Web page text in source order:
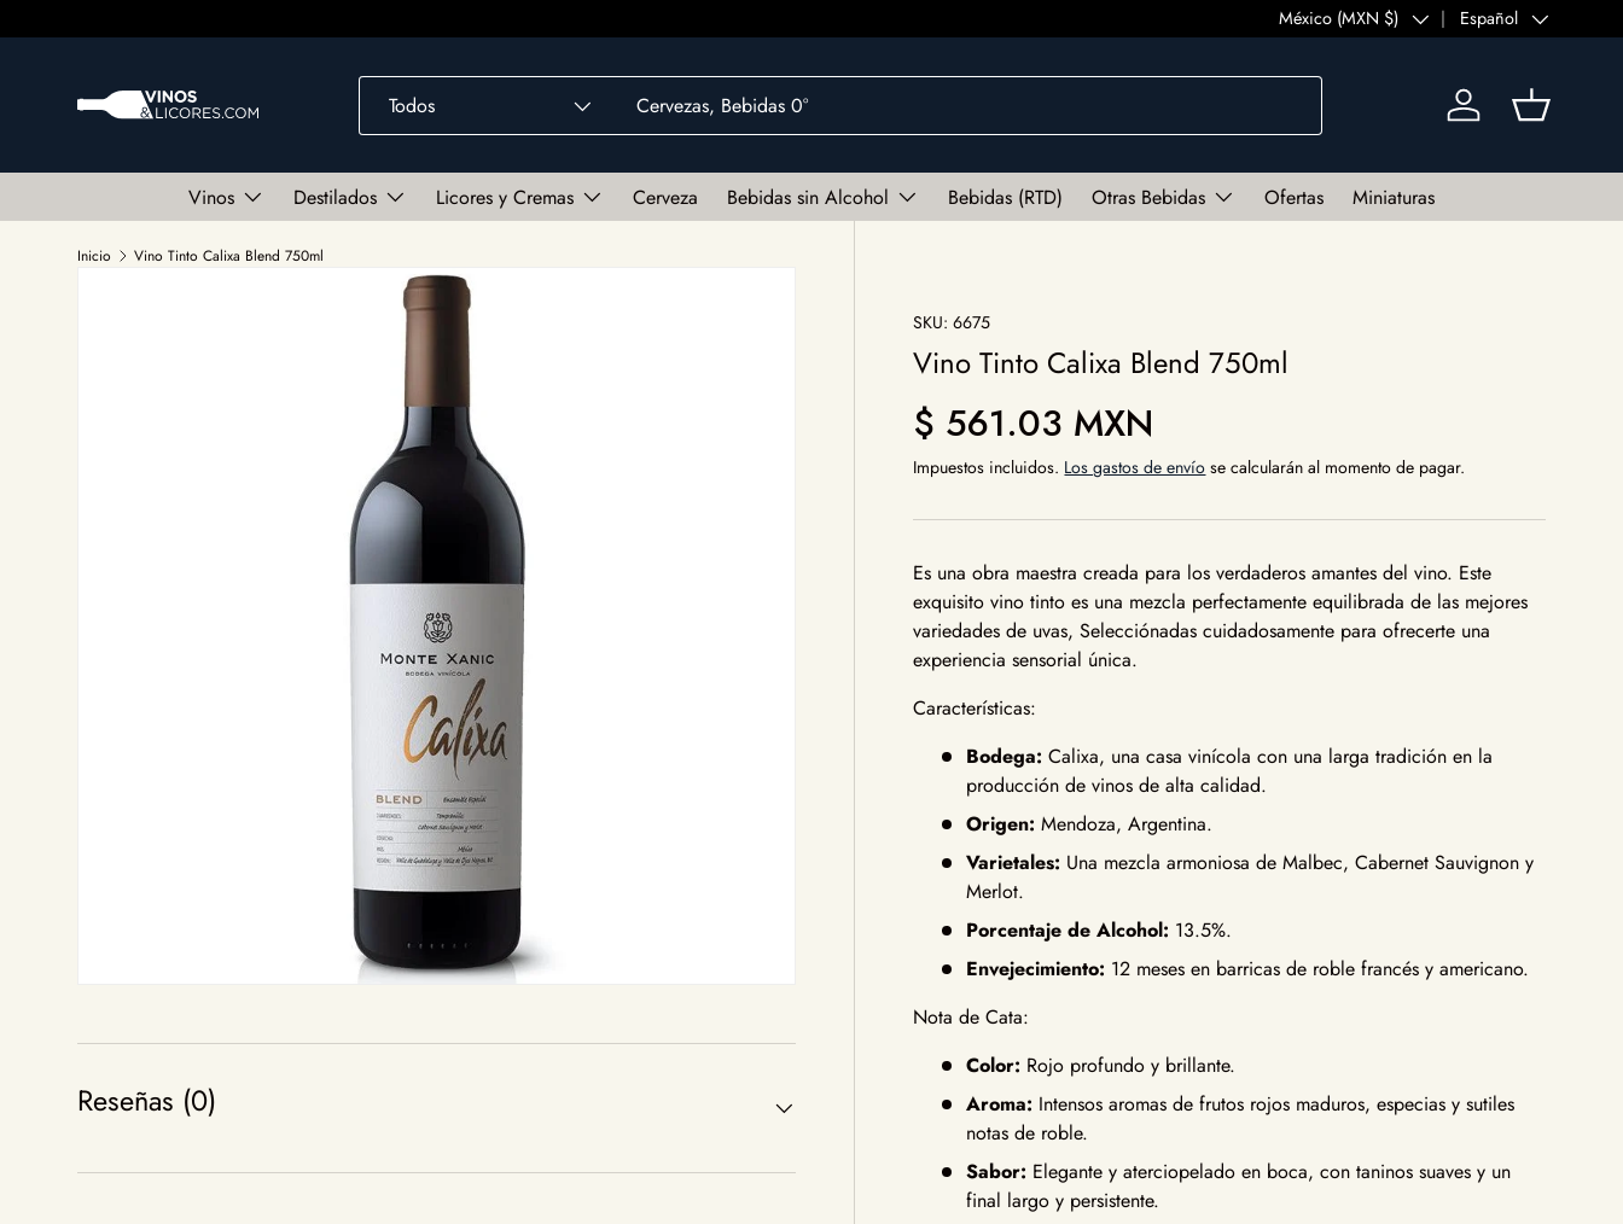
Ir al contenido
País/Región
México (MXN $) IdiomaEspañol
Todos Iniciar sesión
Cesta
Vinos Destilados Licores y Cremas Cerveza Bebidas sin Alcohol Bebidas (RTD) Otras Bebidas Ofertas Miniaturas
Inicio Vino Tinto Calixa Blend 750ml
Ir directamente a la información del producto SKU: 6675
Vino Tinto Calixa Blend 750ml
Precio normal
$ 561.03 MXN
Impuestos incluidos. Los gastos de envío se calcularán al momento de pagar.
Es una obra maestra creada para los verdaderos amantes del vino. Este
exquisito vino tinto es una mezcla perfectamente equilibrada de las mejores
variedades de uvas, Selecciónadas cuidadosamente para ofrecerte una
experiencia sensorial única.
Características:
Bodega: Calixa, una casa vinícola con una larga tradición en la
producción de vinos de alta calidad.
Origen: Mendoza, Argentina.
Varietales: Una mezcla armoniosa de Malbec, Cabernet Sauvignon y
Merlot.
Porcentaje de Alcohol: 13.5%.
Envejecimiento: 12 meses en barricas de roble francés y americano.
Nota de Cata:
Color: Rojo profundo y brillante.
Aroma: Intensos aromas de frutos rojos maduros, especias y sutiles
notas de roble.
Sabor: Elegante y aterciopelado en boca, con taninos suaves y un
final largo y persistente.
Reseñas (0)